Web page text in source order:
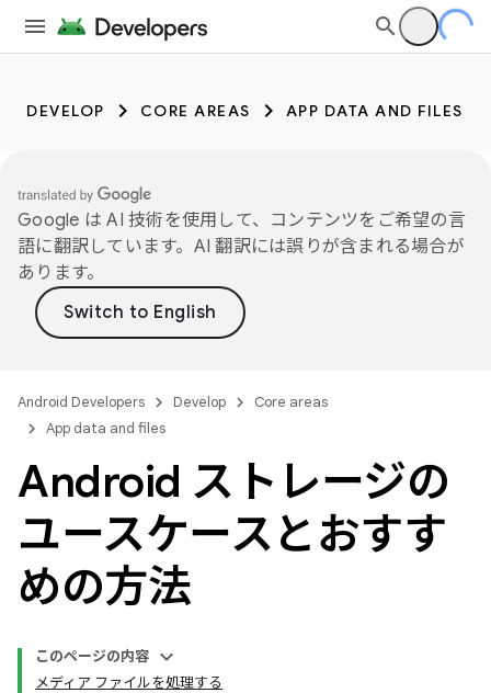
DEVELOP CORE AREAS APP DATA AND FILES
Google は AI 技術を使用して、コンテンツをご希望の言
語に翻訳しています。AI 翻訳には誤りが含まれる場合が
あります。
Android Developers Develop
Core areas
App data and files
Android ストレージの
ユースケースとおすす
めの方法
このページの内容
メディア ファイルを処理する